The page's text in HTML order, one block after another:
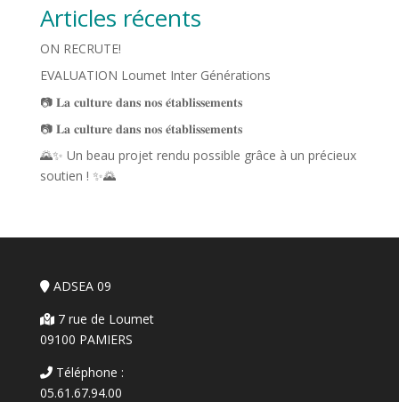
Articles récents
ON RECRUTE!
EVALUATION Loumet Inter Générations
📷 𝐋𝐚 𝐜𝐮𝐥𝐭𝐮𝐫𝐞 𝐝𝐚𝐧𝐬 𝐧𝐨𝐬 𝐞́𝐭𝐚𝐛𝐥𝐢𝐬𝐬𝐞𝐦𝐞𝐧𝐭𝐬
📷 𝐋𝐚 𝐜𝐮𝐥𝐭𝐮𝐫𝐞 𝐝𝐚𝐧𝐬 𝐧𝐨𝐬 𝐞́𝐭𝐚𝐛𝐥𝐢𝐬𝐬𝐞𝐦𝐞𝐧𝐭𝐬
🌄✨ Un beau projet rendu possible grâce à un précieux
soutien ! ✨🌄
ADSEA 09
7 rue de Loumet
09100 PAMIERS
Téléphone :
05.61.67.94.00